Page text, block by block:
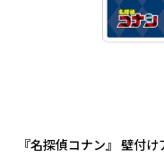
『名探偵コナン』 壁付